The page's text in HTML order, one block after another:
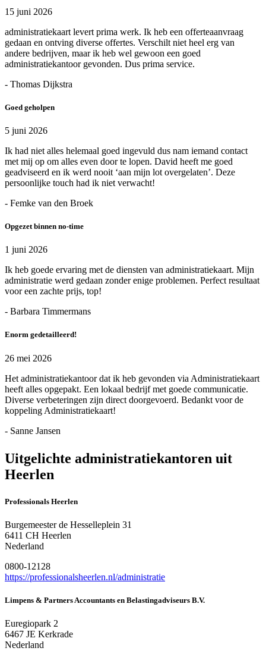
15 juni 2026
administratiekaart levert prima werk. Ik heb een offerteaanvraag
gedaan en ontving diverse offertes. Verschilt niet heel erg van
andere bedrijven, maar ik heb wel gewoon een goed
administratiekantoor gevonden. Dus prima service.
- Thomas Dijkstra
Goed geholpen
5 juni 2026
Ik had niet alles helemaal goed ingevuld dus nam iemand contact
met mij op om alles even door te lopen. David heeft me goed
geadviseerd en ik werd nooit ‘aan mijn lot overgelaten’. Deze
persoonlijke touch had ik niet verwacht!
- Femke van den Broek
Opgezet binnen no-time
1 juni 2026
Ik heb goede ervaring met de diensten van administratiekaart. Mijn
administratie werd gedaan zonder enige problemen. Perfect resultaat
voor een zachte prijs, top!
- Barbara Timmermans
Enorm gedetailleerd!
26 mei 2026
Het administratiekantoor dat ik heb gevonden via Administratiekaart
heeft alles opgepakt. Een lokaal bedrijf met goede communicatie.
Diverse verbeteringen zijn direct doorgevoerd. Bedankt voor de
koppeling Administratiekaart!
- Sanne Jansen
Uitgelichte administratiekantoren uit
Heerlen
Professionals Heerlen
Burgemeester de Hesselleplein 31
6411 CH Heerlen
Nederland
0800-12128
https://professionalsheerlen.nl/administratie
Limpens & Partners Accountants en Belastingadviseurs B.V.
Euregiopark 2
6467 JE Kerkrade
Nederland